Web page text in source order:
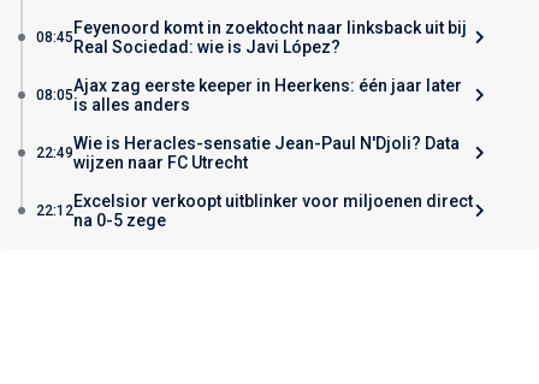
08:45 Feyenoord komt in zoektocht naar linksback uit bij
Real Sociedad: wie is Javi López?
08:05Ajax zag eerste keeper in Heerkens: één jaar later
is alles anders
22:49Wie is Heracles-sensatie Jean-Paul N'Djoli? Data
wijzen naar FC Utrecht
22:12Excelsior verkoopt uitblinker voor miljoenen direct
na 0-5 zege